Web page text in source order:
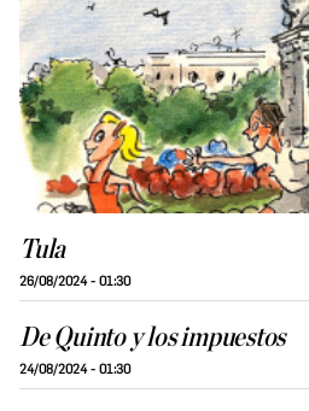
Tula
26/08/2024 - 01:30
De Quinto y los impuestos
24/08/2024 - 01:30